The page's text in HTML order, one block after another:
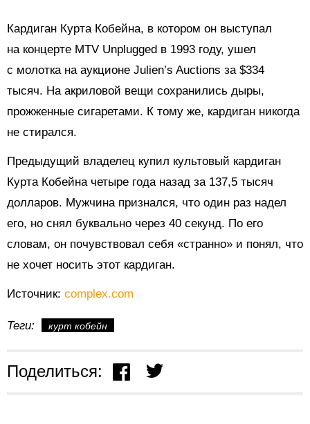
Кардиган Курта Кобейна, в котором он выступал
на концерте MTV Unplugged в 1993 году, ушел
с молотка на аукционе Julien’s Auctions за $334
тысяч. На акриловой вещи сохранились дыры,
прожженные сигаретами. К тому же, кардиган никогда
не стирался.
Предыдущий владелец купил культовый кардиган
Курта Кобейна четыре года назад за 137,5 тысяч
долларов. Мужчина признался, что один раз надел
его, но снял буквально через 40 секунд. По его
словам, он почувствовал себя «странно» и понял, что
не хочет носить этот кардиган.
Источник: complex.com
Теги: курт кобейн
Поделиться: